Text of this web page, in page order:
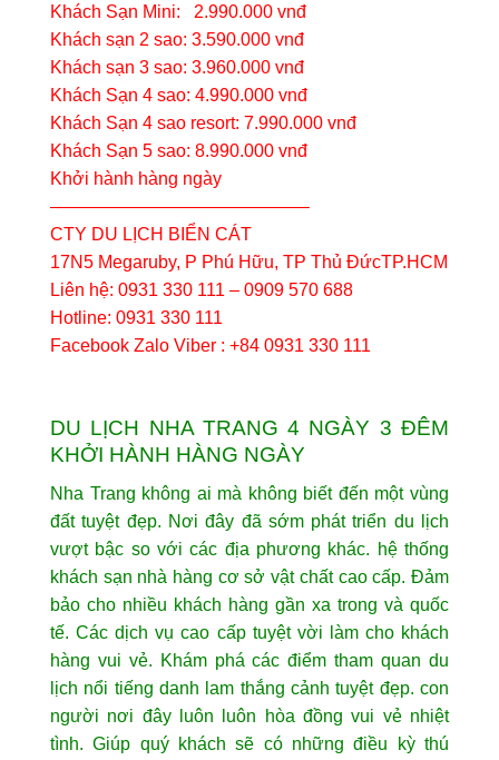
Khách Sạn Mini: 2.990.000 vnđ
Khách sạn 2 sao: 3.590.000 vnđ
Khách sạn 3 sao: 3.960.000 vnđ
Khách Sạn 4 sao: 4.990.000 vnđ
Khách Sạn 4 sao resort: 7.990.000 vnđ
Khách Sạn 5 sao: 8.990.000 vnđ
Khởi hành hàng ngày
——————————————–
CTY DU LỊCH BIỂN CÁT
17N5 Megaruby, P Phú Hữu, TP Thủ ĐứcTP.HCM
Liên hệ: 0931 330 111 – 0909 570 688
Hotline: 0931 330 111
Facebook Zalo Viber : +84 0931 330 111
DU LỊCH NHA TRANG 4 NGÀY 3 ĐÊM
KHỞI HÀNH HÀNG NGÀY
Nha Trang không ai mà không biết đến một vùng
đất tuyệt đẹp. Nơi đây đã sớm phát triển du lịch
vượt bậc so với các địa phương khác. hệ thống
khách sạn nhà hàng cơ sở vật chất cao cấp. Đảm
bảo cho nhiều khách hàng gần xa trong và quốc
tế. Các dịch vụ cao cấp tuyệt vời làm cho khách
hàng vui vẻ. Khám phá các điểm tham quan du
lịch nổi tiếng danh lam thắng cảnh tuyệt đẹp. con
người nơi đây luôn luôn hòa đồng vui vẻ nhiệt
tình. Giúp quý khách sẽ có những điều kỳ thú